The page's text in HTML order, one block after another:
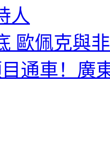
人
歐佩克與
通車！廣